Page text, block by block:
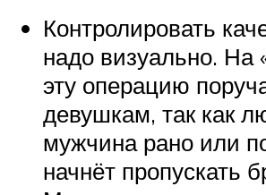
Контролировать
надо визуально. На
эту операцию
девушкам, так как
мужчина рано или
начнёт пропускать